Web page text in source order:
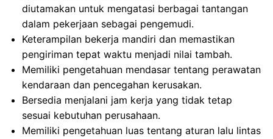
diutamakan untuk mengatasi berbagai tantangan
dalam pekerjaan sebagai pengemudi.
Keterampilan bekerja mandiri dan memastikan
pengiriman tepat waktu menjadi nilai tambah.
Memiliki pengetahuan mendasar tentang perawatan
kendaraan dan pencegahan kerusakan.
Bersedia menjalani jam kerja yang tidak tetap
sesuai kebutuhan perusahaan.
Memiliki pengetahuan luas tentang aturan lalu lintas